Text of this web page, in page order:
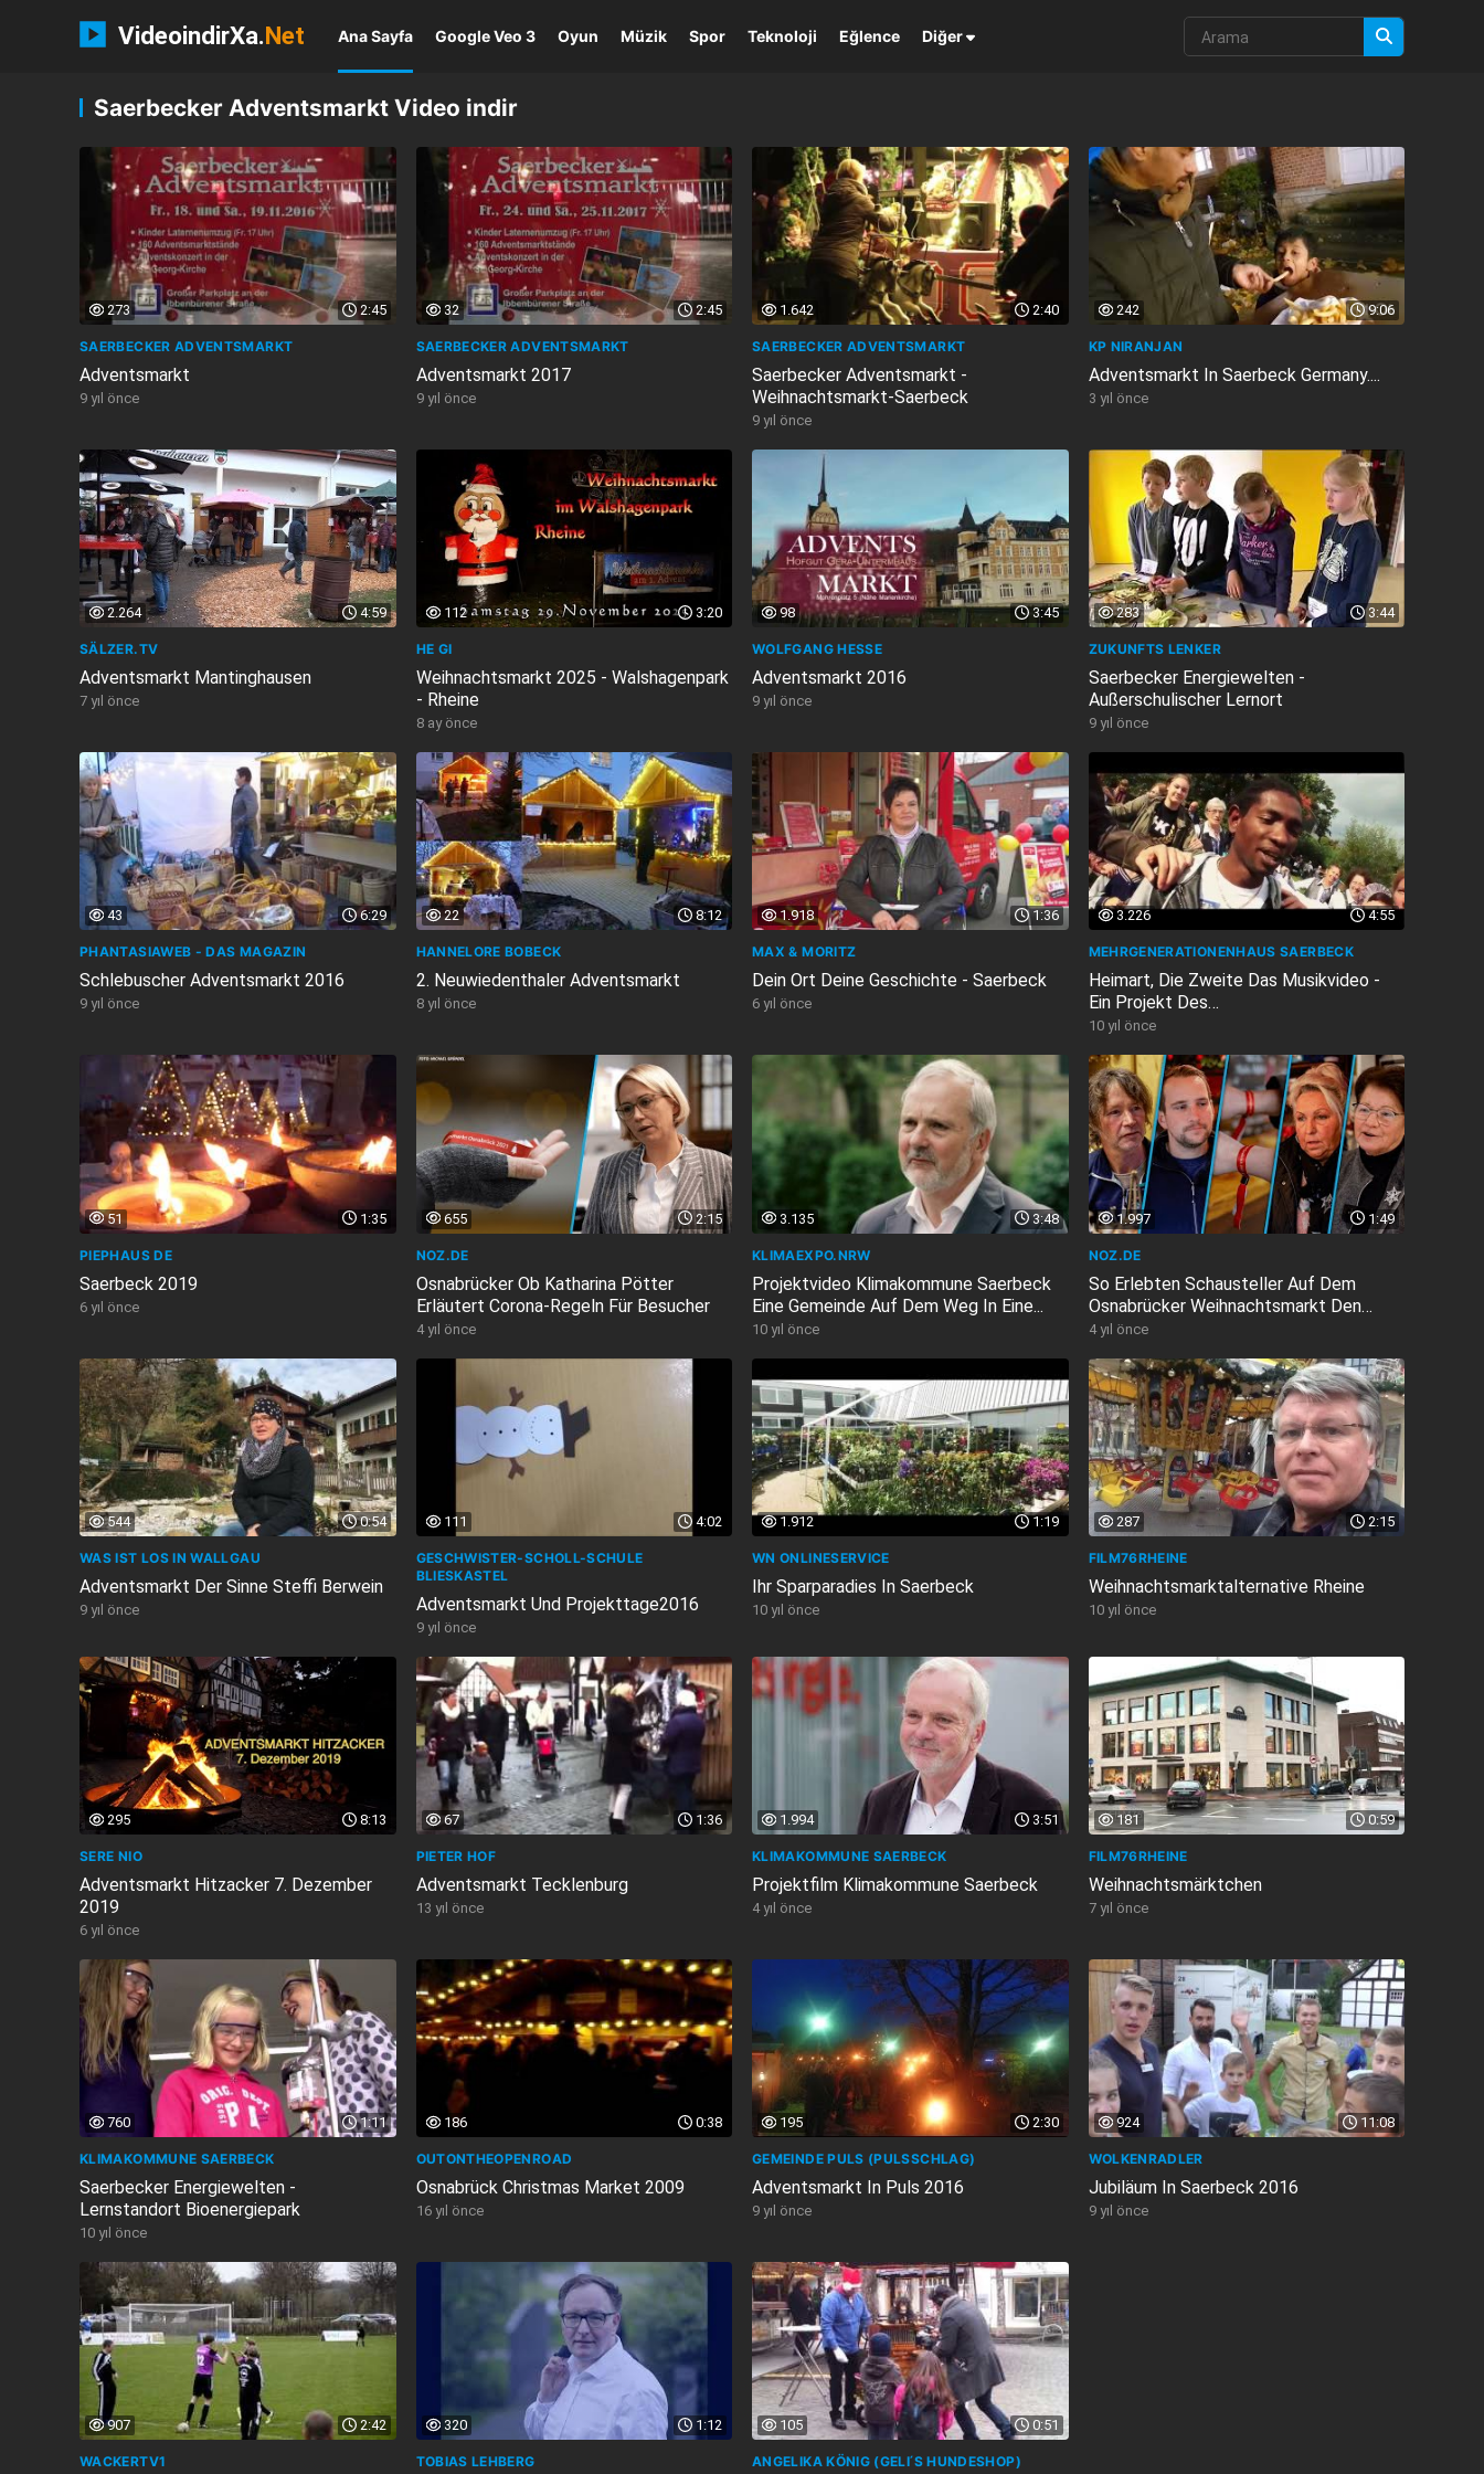
VideoindirXa.Net Ana Sayfa Google Veo 3 Oyun Müzik Spor Teknoloji Eğlence Diğer
Saerbecker Adventsmarkt Video indir
2:45
273
SAERBECKER ADVENTSMARKT
Adventsmarkt
9 yıl önce
2:45
32
SAERBECKER ADVENTSMARKT
Adventsmarkt 2017
9 yıl önce
2:40
1.642
SAERBECKER ADVENTSMARKT
Saerbecker Adventsmarkt -
Weihnachtsmarkt-Saerbeck
9 yıl önce
9:06
242
KP NIRANJAN
Adventsmarkt In Saerbeck Germany....
3 yıl önce
4:59
2.264
SÄLZER.TV
Adventsmarkt Mantinghausen
7 yıl önce
3:20
112
HE GI
Weihnachtsmarkt 2025 - Walshagenpark
- Rheine
8 ay önce
3:45
98
WOLFGANG HESSE
Adventsmarkt 2016
9 yıl önce
3:44
283
ZUKUNFTS LENKER
Saerbecker Energiewelten -
Außerschulischer Lernort
9 yıl önce
6:29
43
PHANTASIAWEB - DAS MAGAZIN
Schlebuscher Adventsmarkt 2016
9 yıl önce
8:12
22
HANNELORE BOBECK
2. Neuwiedenthaler Adventsmarkt
8 yıl önce
1:36
1.918
MAX & MORITZ
Dein Ort Deine Geschichte - Saerbeck
6 yıl önce
4:55
3.226
MEHRGENERATIONENHAUS SAERBECK
Heimart, Die Zweite Das Musikvideo -
Ein Projekt Des
Mehrgenerationenhauses...
10 yıl önce
1:35
51
PIEPHAUS DE
Saerbeck 2019
6 yıl önce
2:15
655
NOZ.DE
Osnabrücker Ob Katharina Pötter
Erläutert Corona-Regeln Für Besucher
4 yıl önce
3:48
3.135
KLIMAEXPO.NRW
Projektvideo Klimakommune Saerbeck
Eine Gemeinde Auf Dem Weg In Eine...
10 yıl önce
1:49
1.997
NOZ.DE
So Erlebten Schausteller Auf Dem
Osnabrücker Weihnachtsmarkt Den
Start
4 yıl önce
0:54
544
WAS IST LOS IN WALLGAU
Adventsmarkt Der Sinne Steffi Berwein
9 yıl önce
4:02
111
GESCHWISTER-SCHOLL-SCHULE
BLIESKASTEL
Adventsmarkt Und Projekttage2016
9 yıl önce
1:19
1.912
WN ONLINESERVICE
Ihr Sparparadies In Saerbeck
10 yıl önce
2:15
287
FILM76RHEINE
Weihnachtsmarktalternative Rheine
10 yıl önce
8:13
295
SERE NIO
Adventsmarkt Hitzacker 7. Dezember
2019
6 yıl önce
1:36
67
PIETER HOF
Adventsmarkt Tecklenburg
13 yıl önce
3:51
1.994
KLIMAKOMMUNE SAERBECK
Projektfilm Klimakommune Saerbeck
4 yıl önce
0:59
181
FILM76RHEINE
Weihnachtsmärktchen
7 yıl önce
1:11
760
KLIMAKOMMUNE SAERBECK
Saerbecker Energiewelten -
Lernstandort Bioenergiepark
10 yıl önce
0:38
186
OUTONTHEOPENROAD
Osnabrück Christmas Market 2009
16 yıl önce
2:30
195
GEMEINDE PULS (PULSSCHLAG)
Adventsmarkt In Puls 2016
9 yıl önce
11:08
924
WOLKENRADLER
Jubiläum In Saerbeck 2016
9 yıl önce
2:42
907
WACKERTV1
1:12
320
TOBIAS LEHBERG
0:51
105
ANGELIKA KÖNIG (GELI ́S HUNDESHOP)